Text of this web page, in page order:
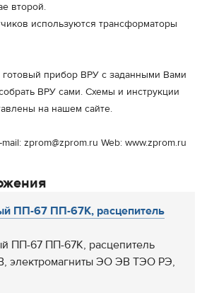
второй.
используются трансформаторы
прибор ВРУ с заданными Вами
ВРУ сами. Схемы и инструкции
на нашем сайте.
zprom@zprom.ru Web: www.zprom.ru
ПП-67 ПП-67К, расцепитель
ПП-67 ПП-67К, расцепитель
электромагниты ЭО ЭВ ТЭО РЭ,